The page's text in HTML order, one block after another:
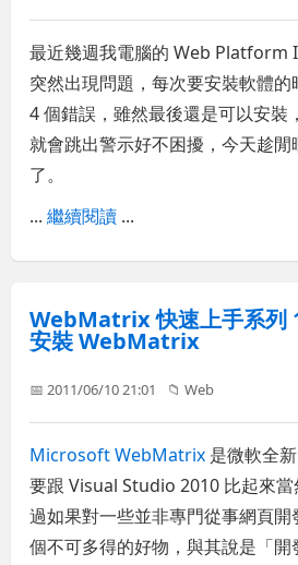
最近幾週我電腦的 Web Platform
突然出現問題，每次要安裝軟體
4 個錯誤，雖然最後還是可以安裝
就會跳出警示好不困擾，今天趁
了。
...繼續閱讀 ...
WebMatrix 快速上手系列
安裝 WebMatrix
📅 2011/06/10 21:01 📁Web
Microsoft WebMatrix 是微軟全
要跟 Visual Studio 2010 比起來
過如果對一些並非專門從事網頁
個不可多得的好物，與其說是「